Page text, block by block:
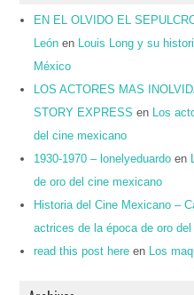
EN EL OLVIDO EL
León en
Louis Long y su
México
LOS ACTORES MAS
STORY EXPRESS en
Los
del cine mexicano
1930-1970 – lonelyeduardo en
de oro del cine mexicano
Historia del Cine Mexicano –
actrices de la época de oro
read this post here en Los